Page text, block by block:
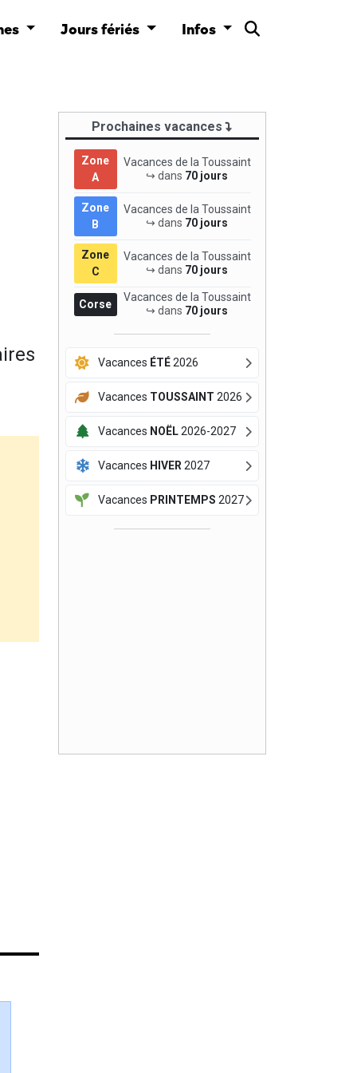
Jours fériés Infos
Prochaines vacances
Zone
A
Vacances de la Toussaint
↪ dans 70 jours
Zone
B
Vacances de la Toussaint
↪ dans 70 jours
Zone
C
Vacances de la Toussaint
↪ dans 70 jours
Corse
Vacances de la Toussaint
↪ dans 70 jours
Vacances ÉTÉ2026
Vacances TOUSSAINT 2026
Vacances NOËL2026-2027
Vacances HIVER 2027
Vacances PRINTEMPS 2027